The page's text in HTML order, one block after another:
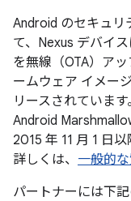
Android のセキュリ
て、Nexus デバイ
を無線（OTA）ア
ームウェア イメー
リースされていま
Android
2015 年 11 月 1 日
詳しくは、 一般的
パートナーには下